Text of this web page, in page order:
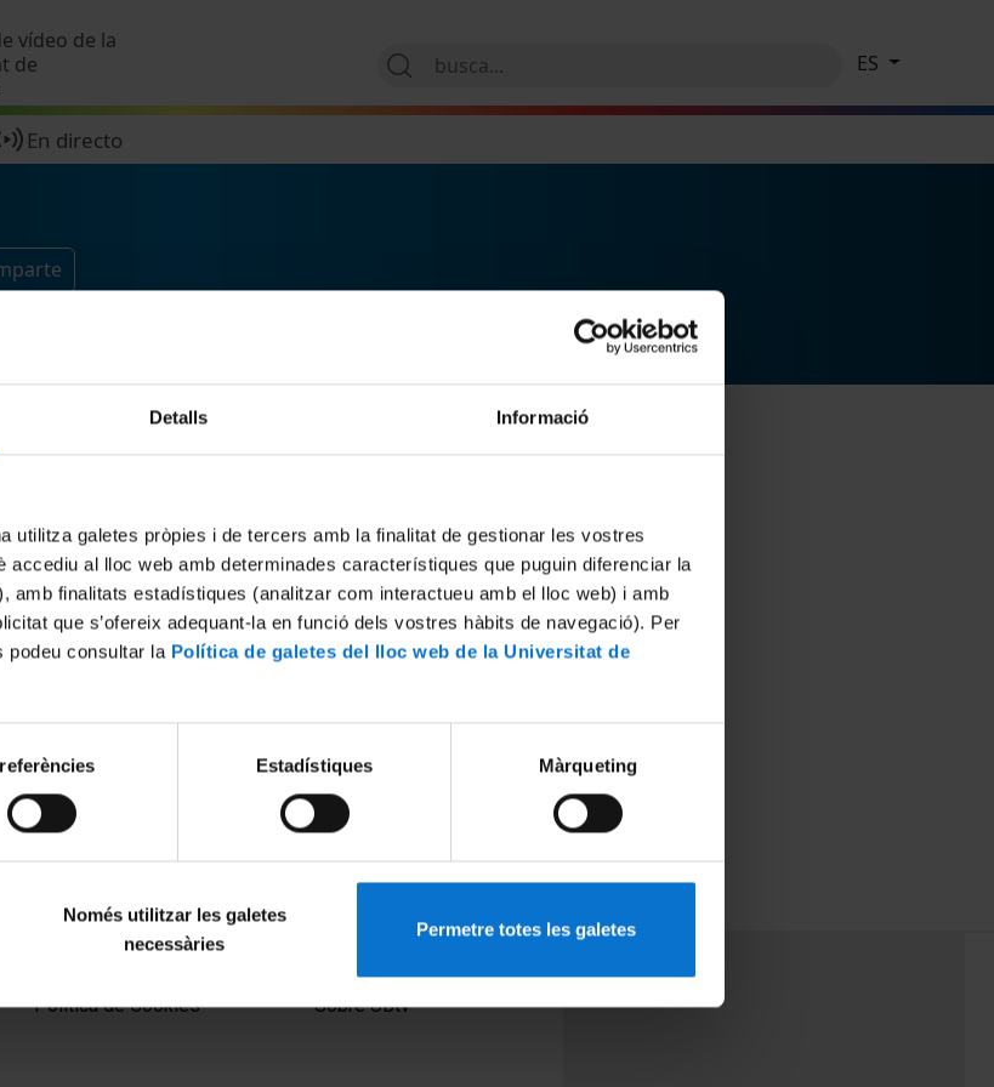
Detalls Informació
utilitza galetes pròpies i de tercers amb la finalitat de gestionar les vostres
accediu al lloc web amb determinades característiques que puguin diferenciar la
amb finalitats estadístiques (analitzar com interactueu amb el lloc web) i amb
que s’ofereix adequant-la en funció dels vostres hàbits de navegació). Per
podeu consultar la Política de galetes del lloc web de la Universitat de
Estadístiques Màrqueting
Només utilitzar les galetes
necessàries
Permetre totes les galetes
vídeo de la
de
En directo
ES
Política de Cookies
Sobre UBtv